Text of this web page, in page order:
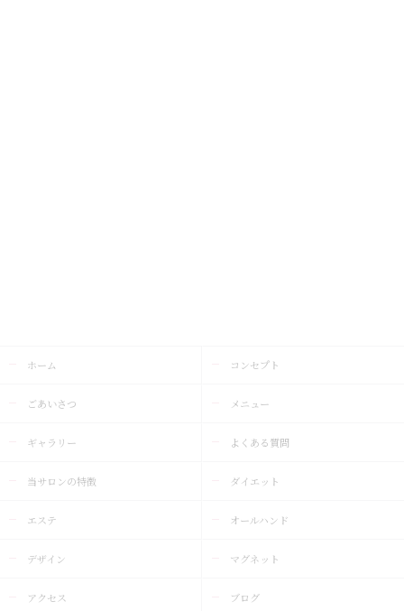
ホーム コンセプト
ごあいさつ メニュー
ギャラリー よくある質問
当サロンの特徴 ダイエット
エステ オールハンド
デザイン マグネット
アクセス ブログ